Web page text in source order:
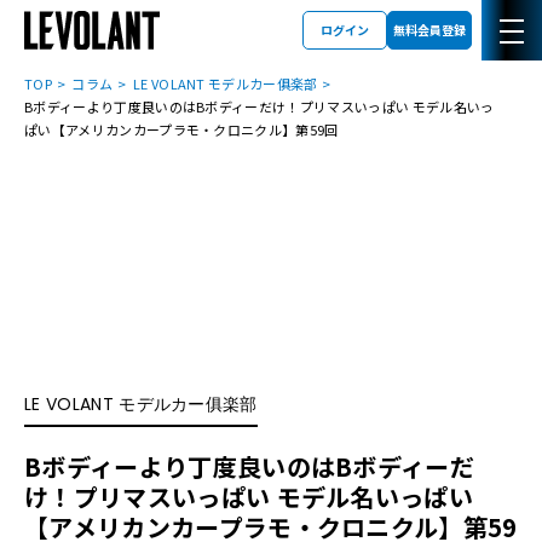
ログイン 無料会員登録
TOP コラム
LE VOLANT モデルカー俱楽部
Bボディーより丁度良いのはBボディーだけ！プリマスいっぱい モデル名いっ
ぱい【アメリカンカープラモ・クロニクル】第59回
LE VOLANT モデルカー俱楽部
Bボディーより丁度良いのはBボディーだ
け！プリマスいっぱい モデル名いっぱい
【アメリカンカープラモ・クロニクル】第59